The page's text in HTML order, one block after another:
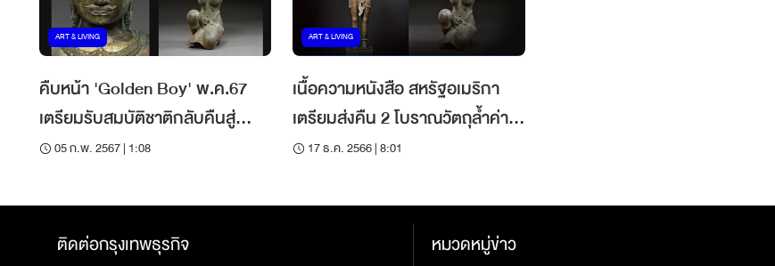
ART & LIVING
คืบหน้า 'Golden Boy' พ.ค.67
เตรียมรับสมบัติชาติกลับคืนสู่
ประเทศไทย
05 ก.พ. 2567 | 1:08
ART & LIVING
เนื้อความหนังสือ สหรัฐอเมริกา
เตรียมส่งคืน 2 โบราณวัตถุล้ำค่าสู่
ประเทศไทย
17 ธ.ค. 2566 | 8:01
ติดต่อกรุงเทพธุรกิจ หมวดหมู่ข่าว